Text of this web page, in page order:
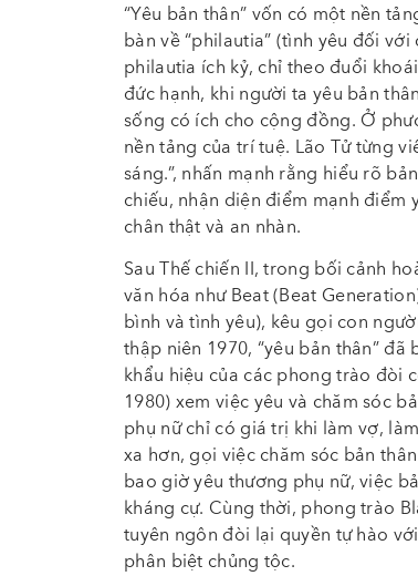
“Yêu bản thân” vốn có một nền
bàn về “philautia” (tình yêu đối
philautia ích kỷ, chỉ theo đuổi
đức hạnh, khi người ta yêu bản
sống có ích cho cộng đồng. Ở
nền tảng của trí tuệ. Lão Tử từng
sáng.”, nhấn mạnh rằng hiểu rõ
chiếu, nhận diện điểm mạnh điểm
chân thật và an nhàn.
Sau Thế chiến II, trong bối cảnh
văn hóa như Beat (Beat
bình và tình yêu), kêu gọi con
thập niên 1970, “yêu bản thân”
khẩu hiệu của các phong trào đòi
1980) xem việc yêu và chăm sóc
phụ nữ chỉ có giá trị khi làm vợ,
xa hơn, gọi việc chăm sóc bản
bao giờ yêu thương phụ nữ, việc
kháng cự. Cùng thời, phong trào
tuyên ngôn đòi lại quyền tự hào
phân biệt chủng tộc.